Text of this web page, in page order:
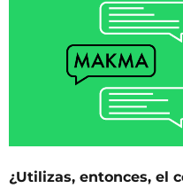
¿Utilizas, entonces, el